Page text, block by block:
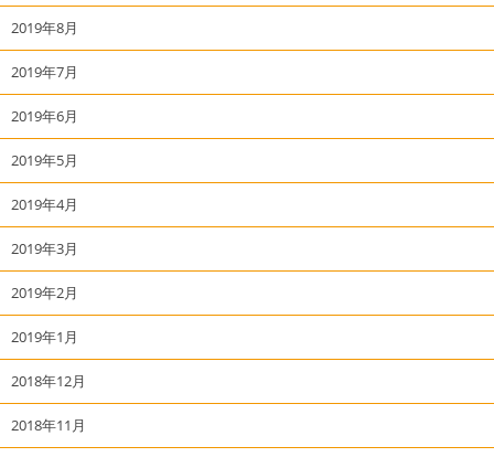
2019年8月
2019年7月
2019年6月
2019年5月
2019年4月
2019年3月
2019年2月
2019年1月
2018年12月
2018年11月